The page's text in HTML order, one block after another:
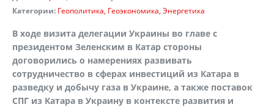
Категории: Геополитика Геоэкономика Энергетика
В ходе визита делегации Украины во главе с
президентом Зеленским в Катар стороны
договорились о намерениях развивать
сотрудничество в сферах инвестиций из Катара в
разведку и добычу газа в Украине, а также поставок
СПГ из Катара в Украину в контексте развития и